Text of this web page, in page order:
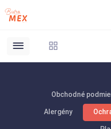
Obchodné
Alergény